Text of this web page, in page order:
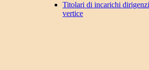
Titolari di incarichi
vertice